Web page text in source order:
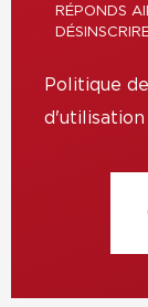
RÉPONDS
Politique
d'utilisation